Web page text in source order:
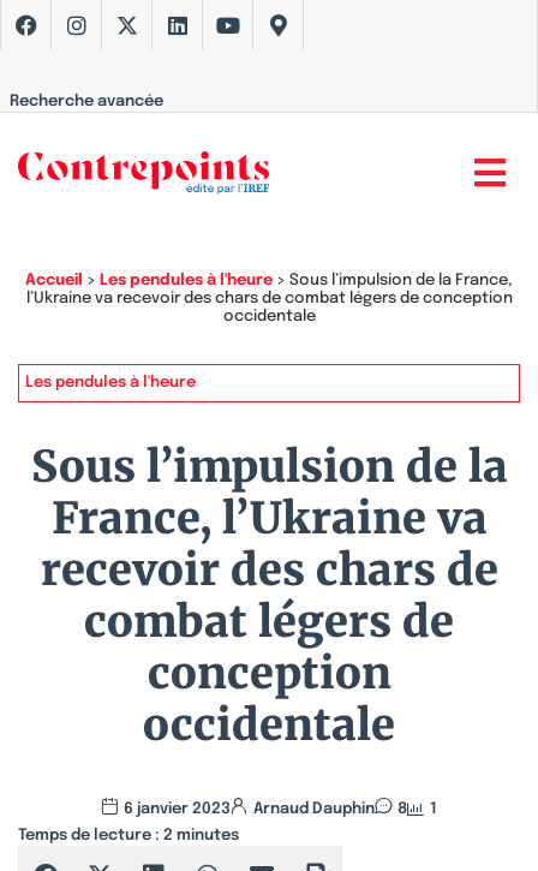
Recherche avancée
Accueil > Les pendules à l'heure > Sous l’impulsion de la France,
l’Ukraine va recevoir des chars de combat légers de conception
occidentale
Les pendules à l'heure
Sous l’impulsion de la
France, l’Ukraine va
recevoir des chars de
combat légers de
conception
occidentale
6 janvier 2023 Arnaud Dauphin 8
1
Temps de lecture : 2 minutes